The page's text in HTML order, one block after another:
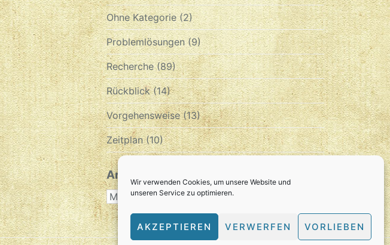
Wir verwenden Cookies, um unsere Website und
unseren Service zu optimieren.
AKZEPTIEREN VERWERFEN VORLIEBEN
Ohne Kategorie(2)
Problemlösungen(9)
Recherche(89)
Rückblick(14)
Vorgehensweise(13)
Zeitplan(10)
Archiv
ARCHIV